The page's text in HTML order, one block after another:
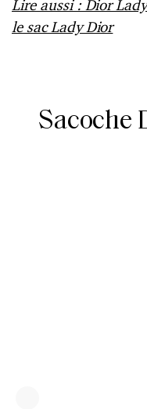
Lire aussi : Dior
le sac Lady Dior
Sacoche